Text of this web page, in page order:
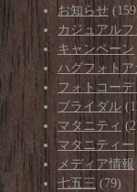
お知らせ
カジュアルフ
キャンペーン
ハグフォトア
フォトコーデ
ブライダル
マタニティ
マタニティー
メディア情報
七五三 (79)